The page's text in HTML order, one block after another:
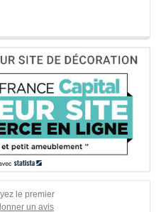
le premier
un avis